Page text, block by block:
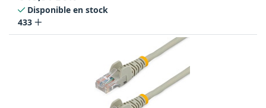
Disponible en stock
433